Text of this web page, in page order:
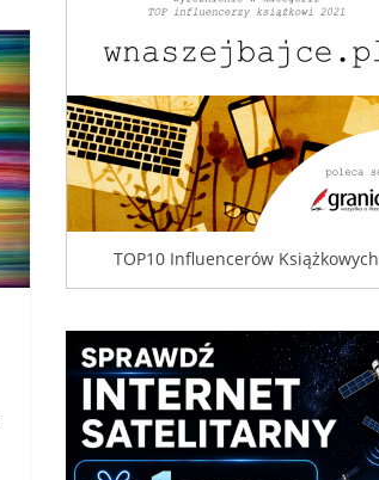
TOP10 Influencerów Książkowych